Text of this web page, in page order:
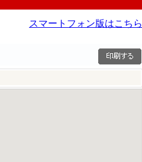
スマートフォン版はこちら